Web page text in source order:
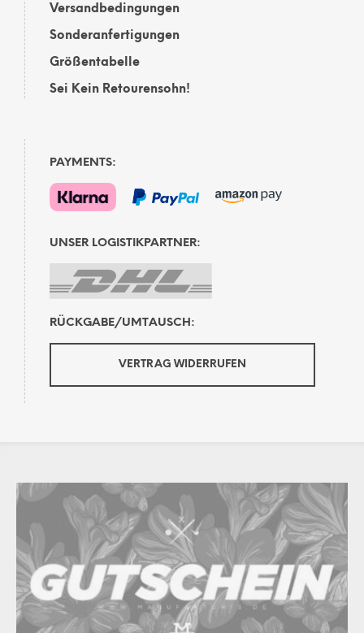
Versandbedingungen
Sonderanfertigungen
Größentabelle
Sei Kein Retourensohn!
PAYMENTS:
UNSER LOGISTIKPARTNER:
RÜCKGABE/UMTAUSCH:
VERTRAG WIDERRUFEN